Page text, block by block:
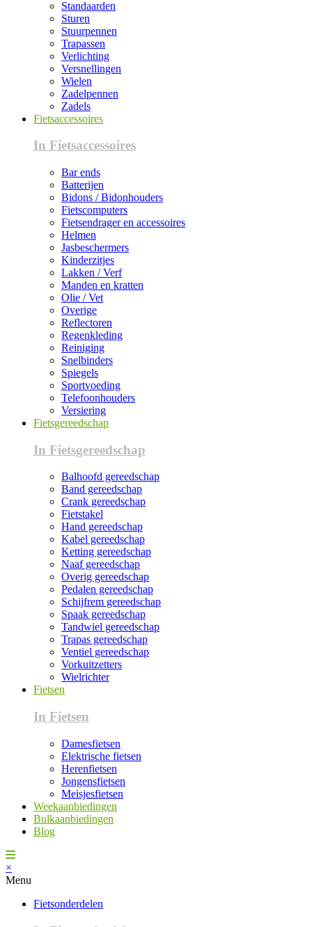
Standaarden
Sturen
Stuurpennen
Trapassen
Verlichting
Versnellingen
Wielen
Zadelpennen
Zadels
Fietsaccessoires
In Fietsaccessoires
Bar ends
Batterijen
Bidons / Bidonhouders
Fietscomputers
Fietsendrager en accessoires
Helmen
Jasbeschermers
Kinderzitjes
Lakken / Verf
Manden en kratten
Olie / Vet
Overige
Reflectoren
Regenkleding
Reiniging
Snelbinders
Spiegels
Sportvoeding
Telefoonhouders
Versiering
Fietsgereedschap
In Fietsgereedschap
Balhoofd gereedschap
Band gereedschap
Crank gereedschap
Fietstakel
Hand gereedschap
Kabel gereedschap
Ketting gereedschap
Naaf gereedschap
Overig gereedschap
Pedalen gereedschap
Schijfrem gereedschap
Spaak gereedschap
Tandwiel gereedschap
Trapas gereedschap
Ventiel gereedschap
Vorkuitzetters
Wielrichter
Fietsen
In Fietsen
Damesfietsen
Elektrische fietsen
Herenfietsen
Jongensfietsen
Meisjesfietsen
Weekaanbiedingen
Bulkaanbiedingen
Blog
×
Menu
Fietsonderdelen